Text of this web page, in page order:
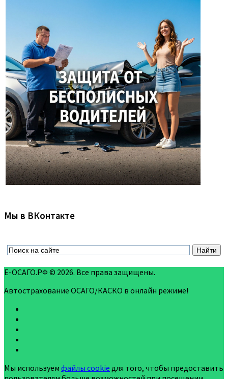
Мы в ВКонтакте
Е-ОСАГО.РФ © 2026. Все права защищены.
Автострахование ОСАГО/КАСКО в онлайн режиме!
Мы используем файлы cookie для того, чтобы предоставить